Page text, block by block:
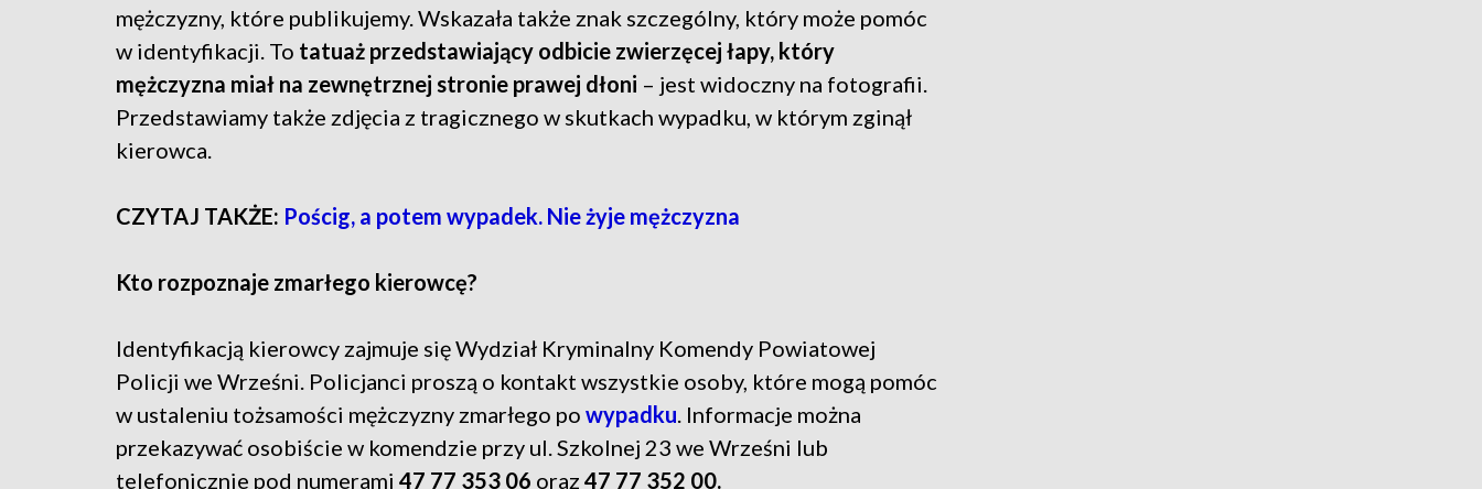
mężczyzny, które publikujemy. Wskazała także znak szczególny, który może pomóc
w identyfikacji. To tatuaż przedstawiający odbicie zwierzęcej łapy, który
mężczyzna miał na zewnętrznej stronie prawej dłoni – jest widoczny na fotografii.
Przedstawiamy także zdjęcia z tragicznego w skutkach wypadku, w którym zginął
kierowca.
CZYTAJ TAKŻE: Pościg, a potem wypadek. Nie żyje mężczyzna
Kto rozpoznaje zmarłego kierowcę?
Identyfikacją kierowcy zajmuje się Wydział Kryminalny Komendy Powiatowej
Policji we Wrześni. Policjanci proszą o kontakt wszystkie osoby, które mogą pomóc
w ustaleniu tożsamości mężczyzny zmarłego po wypadku. Informacje można
przekazywać osobiście w komendzie przy ul. Szkolnej 23 we Wrześni lub
telefonicznie pod numerami 47 77 353 06 oraz 47 77 352 00.